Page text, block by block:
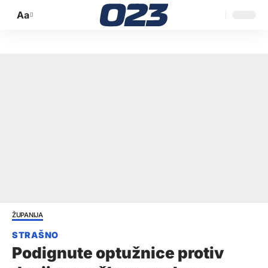
Promijeni
Aa
ŽUPANIJA
Podignute optužnice protiv